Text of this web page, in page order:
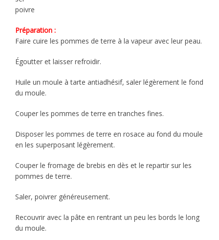
poivre
Préparation :
Faire cuire les pommes de terre à la vapeur avec leur peau.
Égoutter et laisser refroidir.
Huile un moule à tarte antiadhésif, saler légèrement le fond
du moule.
Couper les pommes de terre en tranches fines.
Disposer les pommes de terre en rosace au fond du moule
en les superposant légèrement.
Couper le fromage de brebis en dès et le repartir sur les
pommes de terre.
Saler, poivrer généreusement.
Recouvrir avec la pâte en rentrant un peu les bords le long
du moule.